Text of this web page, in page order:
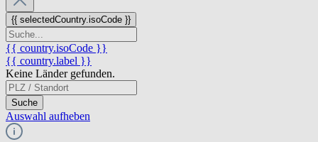
{{ selectedCountry.isoCode }}
{{ country.isoCode }}
{{ country.label }}
Keine Länder gefunden.
Suche
Auswahl aufheben